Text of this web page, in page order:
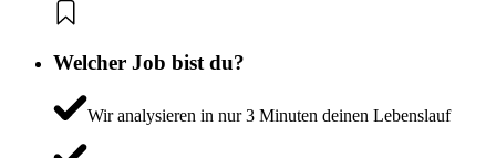
Welcher Job bist du?
Wir analysieren in nur 3 Minuten deinen Lebenslauf